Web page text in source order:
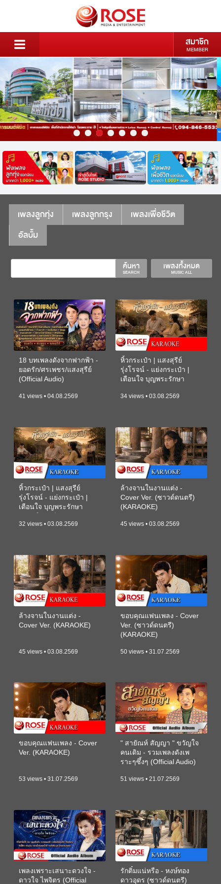
สมาชิก
MEMBER
เพลงลูกทุ่ง เพลงลูกกรุง
เพลงเพื่อชีวิต
อัลบั้ม
เพลงทั้งหมด
MUSIC ALL
ค้นหา
SEARCH
18 บทเพลงดังจากฟากฟ้า -
ยอดรัก/ศรเพชร/แสงสุรีย์
(Official Audio)
41 views • 04.08.2569
หิ้วกระเป๋า | แสงสุรีย์
รุ่งโรจน์ - แย่งกระเป๋า |
เตือนใจ บุญพระรักษา
34 views • 03.08.2569
หิ้วกระเป๋า | แสงสุรีย์
รุ่งโรจน์ - แย่งกระเป๋า |
เตือนใจ บุญพระรักษา
32 views • 03.08.2569
ล้างจานในงานแต่ง -
Cover Ver. (ซาวด์ดนตรี)
(KARAOKE)
45 views • 03.08.2569
ล้างจานในงานแต่ง -
Cover Ver. (KARAOKE)
45 views • 03.08.2569
ขอบคุณแฟนเพลง - Cover
Ver. (ซาวด์ดนตรี)
(KARAOKE)
50 views • 31.07.2569
ขอบคุณแฟนเพลง - Cover
Ver. (KARAOKE)
53 views • 31.07.2569
" สายัณห์ สัญญา " ขวัญใจ
คนเดิม - รวมเพลงดังเพ
ราะๆซึ้งๆ (Official Audio)
51 views • 21.07.2569
เพลงเพราะเสนาะดวงใจ -
ดาวใจ ไพจิตร (Official
รักติ๋มแน่หรือ - หงษ์ทอง
ดาวอุดร (ซาวด์ดนตรี)